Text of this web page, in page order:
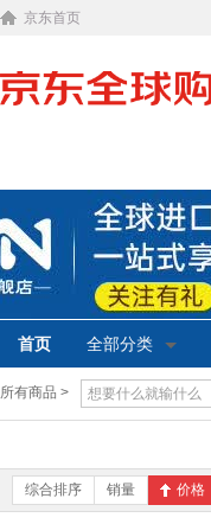
京东首页
首页 全部分类
所有商品 >
综合排序 销量 价格